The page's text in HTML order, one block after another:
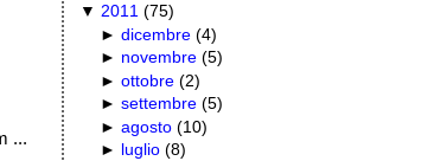
...
▼2011 (75)
►dicembre (4)
► novembre (5)
►ottobre (2)
►settembre (5)
►agosto (10)
► luglio (8)